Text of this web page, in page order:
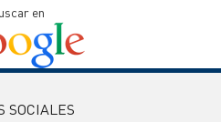
en
SOCIALES